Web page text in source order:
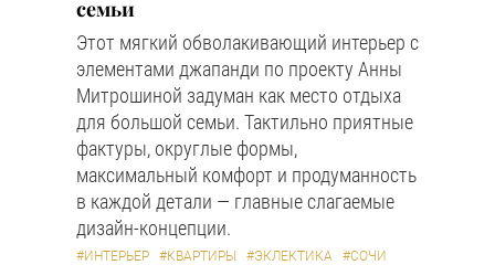
семьи
Этот мягкий обволакивающий интерьер с
элементами джапанди по проекту Анны
Митрошиной задуман как место отдыха
для большой семьи. Тактильно приятные
фактуры, округлые формы,
максимальный комфорт и продуманность
в каждой детали — главные слагаемые
дизайн-концепции.
#ИНТЕРЬЕР #КВАРТИРЫ #ЭКЛЕКТИКА #СОЧИ